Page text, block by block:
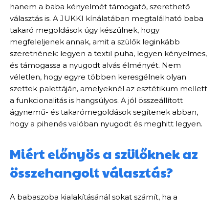
hanem a baba kényelmét támogató, szerethető
választás is. A JUKKI kínálatában megtalálható baba
takaró megoldások úgy készülnek, hogy
megfeleljenek annak, amit a szülők leginkább
szeretnének: legyen a textil puha, legyen kényelmes,
és támogassa a nyugodt alvás élményét. Nem
véletlen, hogy egyre többen keresgélnek olyan
szettek palettáján, amelyeknél az esztétikum mellett
a funkcionalitás is hangsúlyos. A jól összeállított
ágynemű- és takarómegoldások segítenek abban,
hogy a pihenés valóban nyugodt és meghitt legyen.
Miért előnyös a szülőknek az
összehangolt választás?
A babaszoba kialakításánál sokat számít, ha a